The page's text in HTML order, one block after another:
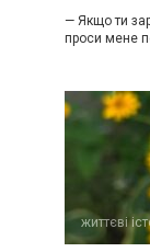
— Якщо ти
проси мене
життєві